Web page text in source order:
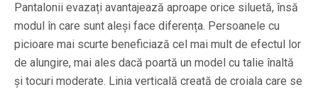
Pantalonii evazați avantajează aproape orice siluetă, însă
modul în care sunt aleși face diferența. Persoanele cu
picioare mai scurte beneficiază cel mai mult de efectul lor
de alungire, mai ales dacă poartă un model cu talie înaltă
și tocuri moderate. Linia verticală creată de croiala care se